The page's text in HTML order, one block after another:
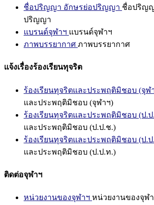
ชื่อปริญญา อักษรย่อปริญญา ชื่อปริญ
ปริญญา
แบรนด์จุฬาฯ แบรนด์จุฬาฯ
ภาพบรรยากาศ ภาพบรรยากาศ
แจ้งเรื่องร้องเรียนทุจริต
ร้องเรียนทุจริตและประพฤติมิชอบ (จุฬ
และประพฤติมิชอบ (จุฬาฯ)
ร้องเรียนทุจริตและประพฤติมิชอบ (ป.
และประพฤติมิชอบ (ป.ป.ช.)
ร้องเรียนทุจริตและประพฤติมิชอบ (ป.
และประพฤติมิชอบ (ป.ป.ท.)
ติดต่อจุฬาฯ
หน่วยงานของจุฬาฯ หน่วยงานของจุฬ